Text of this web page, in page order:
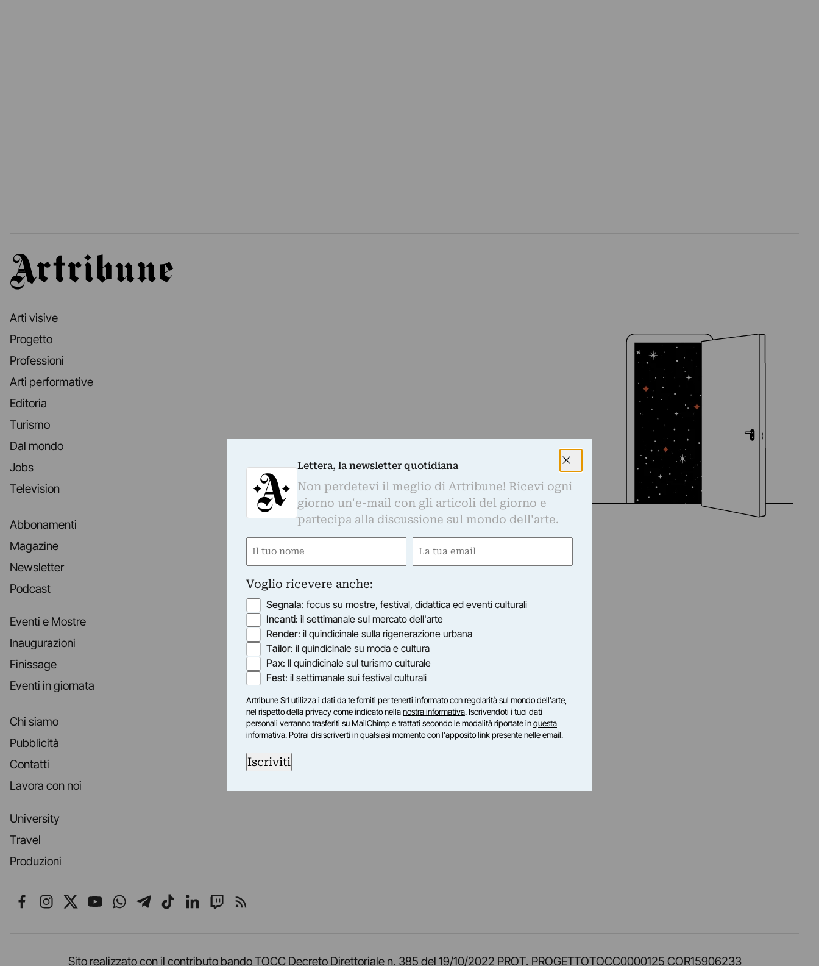
Artribune
Arti visive
Progetto
Professioni
Arti performative
Editoria
Turismo
Dal mondo
Jobs
Television
Abbonamenti
Magazine
Newsletter
Podcast
Eventi e Mostre
Inaugurazioni
Finissage
Eventi in giornata
Chi siamo
Pubblicità
Contatti
Lavora con noi
University
Travel
Produzioni
Seguici su Facebook
Seguici su Instagram
Seguici su X
Seguici su YouTube
Seguici su WhatsApp
Seguici su Telegram
Seguici su TikTok
Seguici su LinkedIn
Seguici su Twitch
Seguici su Rss
Sito realizzato con il contributo bando TOCC Decreto Direttoriale n. 385 del 19/10/2022 PROT. PROGETTOTOCC0000125 COR15906233
Lettera, la newsletter quotidiana
Non perdetevi il meglio di Artribune! Ricevi ogni
giorno un'e-mail con gli articoli del giorno e
partecipa alla discussione sul mondo dell'arte.
Nome
Email
Voglio ricevere anche:
Segnala: focus su mostre, festival, didattica ed eventi culturali
Incanti: il settimanale sul mercato dell'arte
Render: il quindicinale sulla rigenerazione urbana
Tailor: il quindicinale su moda e cultura
Pax: Il quindicinale sul turismo culturale
Fest: il settimanale sui festival culturali
Artribune Srl utilizza i dati da te forniti per tenerti informato con regolarità sul mondo dell'arte,
nel rispetto della privacy come indicato nellanostra informativa. Iscrivendoti i tuoi dati
personali verranno trasferiti su MailChimp e trattati secondo le modalità riportate inquesta
informativa. Potrai disiscriverti in qualsiasi momento con l'apposito link presente nelle email.
Iscriviti